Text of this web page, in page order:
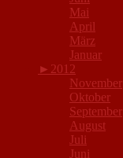
Mai
April
März
Januar
► 2012
November
Oktober
September
August
Juli
Juni